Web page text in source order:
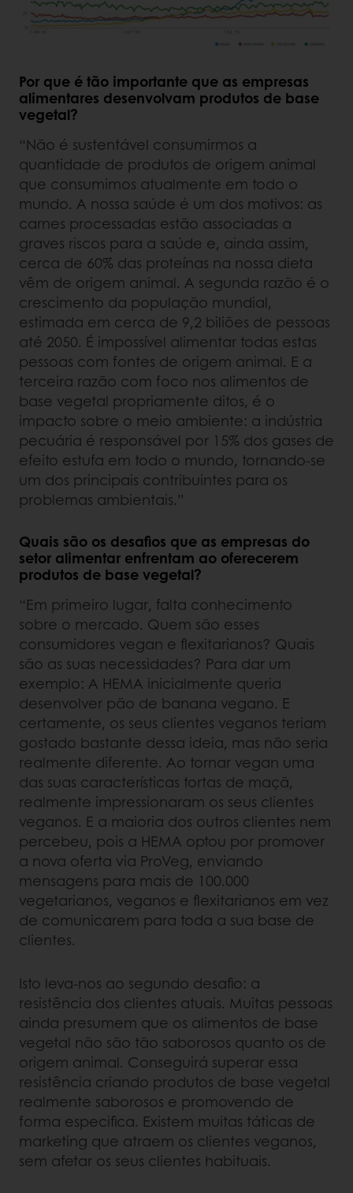
Por que é tão importante que as empresas
alimentares desenvolvam produtos de base
vegetal?
“Não é sustentável consumirmos a
quantidade de produtos de origem animal
que consumimos atualmente em todo o
mundo. A nossa saúde é um dos motivos: as
carnes processadas estão associadas a
graves riscos para a saúde e, ainda assim,
cerca de 60% das proteínas na nossa dieta
vêm de origem animal. A segunda razão é o
crescimento da população mundial,
estimada em cerca de 9,2 biliões de pessoas
até 2050. É impossível alimentar todas estas
pessoas com fontes de origem animal. E a
terceira razão com foco nos alimentos de
base vegetal propriamente ditos, é o
impacto sobre o meio ambiente: a indústria
pecuária é responsável por 15% dos gases de
efeito estufa em todo o mundo, tornando-se
um dos principais contribuintes para os
problemas ambientais.”
Quais são os desafios que as empresas do
setor alimentar enfrentam ao oferecerem
produtos de base vegetal?
“Em primeiro lugar, falta conhecimento
sobre o mercado. Quem são esses
consumidores vegan e flexitarianos? Quais
são as suas necessidades? Para dar um
exemplo: A HEMA inicialmente queria
desenvolver pão de banana vegano. E
certamente, os seus clientes veganos teriam
gostado bastante dessa ideia, mas não seria
realmente diferente. Ao tornar vegan uma
das suas características tortas de maçã,
realmente impressionaram os seus clientes
veganos. E a maioria dos outros clientes nem
percebeu, pois a HEMA optou por promover
a nova oferta via ProVeg, enviando
mensagens para mais de 100.000
vegetarianos, veganos e flexitarianos em vez
de comunicarem para toda a sua base de
clientes.
Isto leva-nos ao segundo desafio: a
resistência dos clientes atuais. Muitas pessoas
ainda presumem que os alimentos de base
vegetal não são tão saborosos quanto os de
origem animal. Conseguirá superar essa
resistência criando produtos de base vegetal
realmente saborosos e promovendo de
forma especifica. Existem muitas táticas de
marketing que atraem os clientes veganos,
sem afetar os seus clientes habituais.